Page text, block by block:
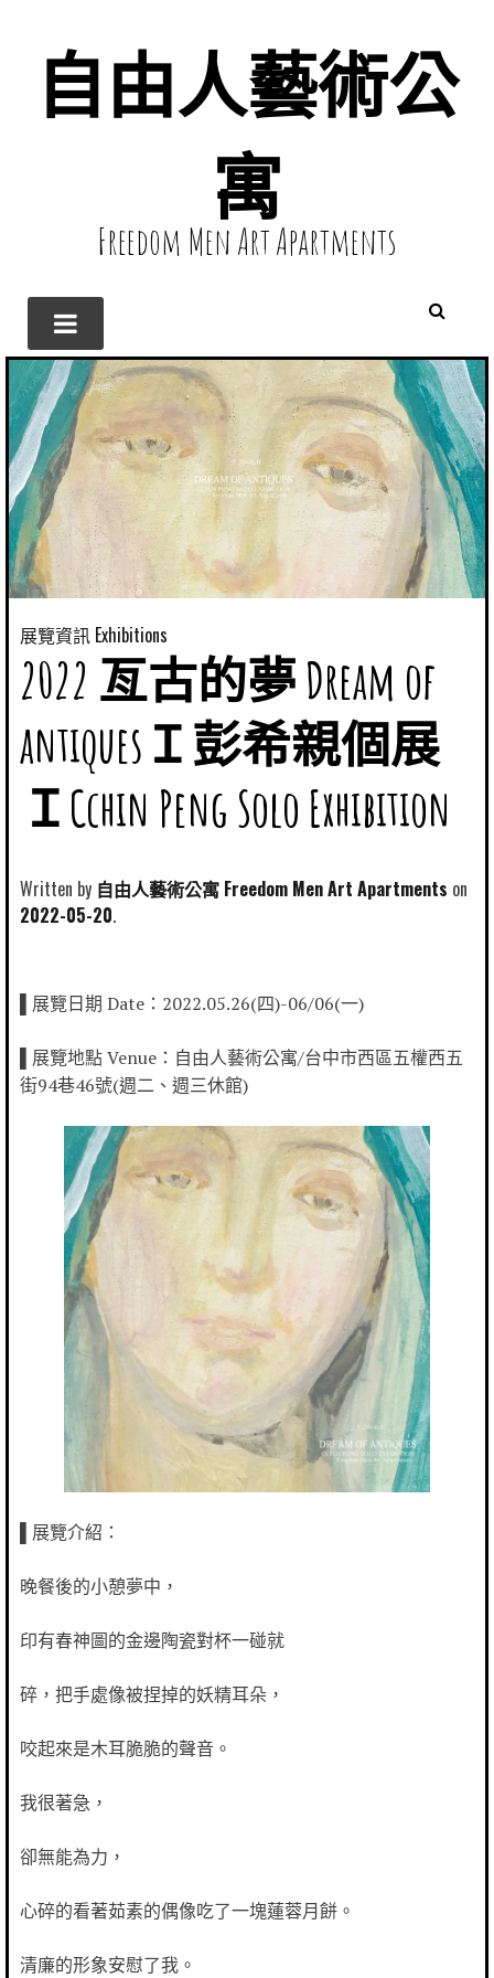
自由人藝術公
寓
Freedom Men Art Apartments
展覽資訊 Exhibitions
2022 亙古的夢 Dream of
antiquesＩ彭希親個展
ＩCchin Peng Solo Exhibition
Written by 自由人藝術公寓 Freedom Men Art Apartments
2022-05-20
▌展覽日期 Date：2022.05.26(四)-06/06(一)
▌展覽地點 Venue：自由人藝術公寓/台中市西區五權西五
街94巷46號(週二、週三休館)
▌展覽介紹 ：
晚餐後的小憩夢中，
印有春神圖的金邊陶瓷對杯一碰就
碎，把手處像被捏掉的妖精耳朵，
咬起來是木耳脆脆的聲音。
我很著急，
卻無能為力，
心碎的看著茹素的偶像吃了一塊蓮蓉月餅。
清廉的形象安慰了我。